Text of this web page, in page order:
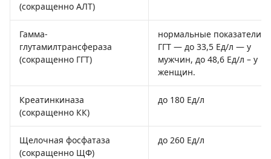
(сокращенно АЛТ)
Гамма-
глутамилтрансфераза
(сокращенно ГГТ)
нормальные показатели
ГГТ — до 33,5 Ед/л — у
мужчин, до 48,6 Ед/л – у
женщин.
Креатинкиназа
(сокращенно КК)
до 180 Ед/л
Щелочная фосфатаза
(сокращенно ЩФ)
до 260 Ед/л